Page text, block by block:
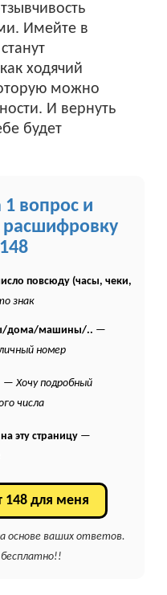
Имейте в
ходячий
можно
И вернуть
будет
1 вопрос и
расшифровку
повсюду (часы, чеки,
знак
дома/машины/.. —
номер
—Хочу подробный
числа
эту страницу —
148 для меня
основе ваших ответов.